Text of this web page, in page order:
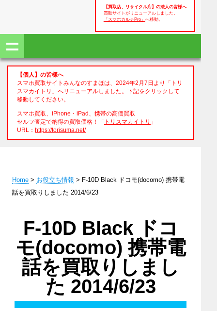
【買取店、リサイクル店】の法人の皆様へ
買取サイトがリニューアルしました。
「スマホカルテPro」 へ移動。
【個人】の皆様へ
スマホ買取サイトみんなのすまほは、2024年2月7日より「トリ
スマカイトリ」へリニューアルしました。下記をクリックして
移動してください。
スマホ買取、iPhone・iPad、携帯の高価買取
セルフ査定で納得の買取価格！「 トリスマカイトリ 」
URL： https://torisuma.net/
Home > お役立ち情報 > F-10D Black ドコモ(docomo) 携帯電
話を買取りしました 2014/6/23
F-10D Black ドコ
モ(docomo) 携帯電
話を買取りしまし
た 2014/6/23